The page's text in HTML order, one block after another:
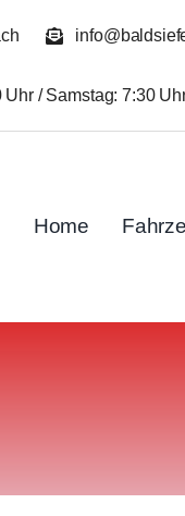
/ Samstag: 7:30
Home